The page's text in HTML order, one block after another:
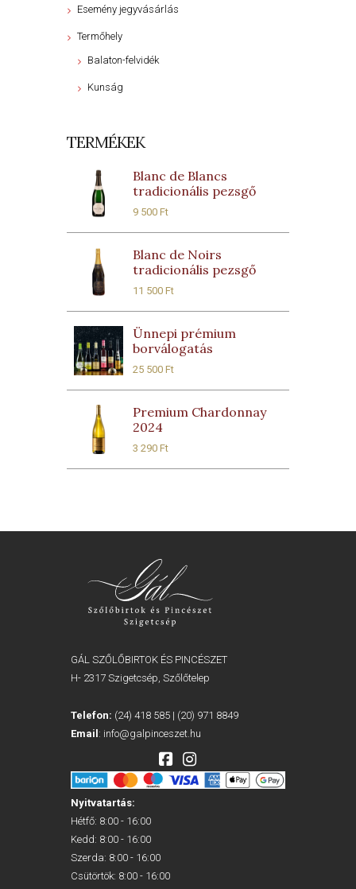
Esemény jegyvásárlás
Termőhely
Balaton-felvidék
Kunság
TERMÉKEK
Blanc de Blancs
tradicionális pezsgő
9 500Ft
Blanc de Noirs
tradicionális pezsgő
11 500Ft
Ünnepi prémium
borválogatás
25 500Ft
Premium Chardonnay
2024
3 290Ft
GÁL SZŐLŐBIRTOK ÉS PINCÉSZET
H- 2317 Szigetcsép, Szőlőtelep
Telefon: (24) 418 585 | (20) 971 8849
Email: info@galpinceszet.hu
Nyitvatartás:
Hétfő: 8:00 - 16:00
Kedd: 8:00 - 16:00
Szerda: 8:00 - 16:00
Csütörtök: 8:00 - 16:00